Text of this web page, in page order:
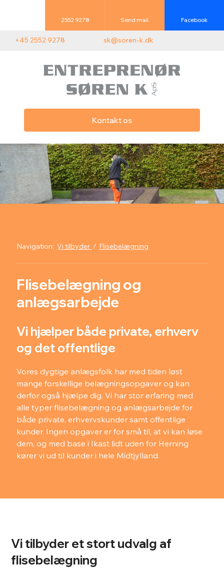
2552 9278 Send mail Facebook
+45 2552 9278 sk@soren-k.dk
Kontakt os​
Navigation:Vi tilbyder / Flisebelægning
Flisebelægning og
anlægsarbejde
Vi hjælper både private, erhverv
og det offentlige
Vores dygtige anlægsfolk har med tiden løst
mange forskellige belægningsopgaver og kan
derfor også hjælpe dig. Vi har stor erfaring med
alle typer flisebelægning og anlægsarbejde for
både private, erhvervskunder samt offentlige
kunder. Ingen opgaver er for små til, at vi kan løse
dem, og med base i Ikast lidt uden for Herning
kører vi ud til kunder i hele Midtjylland.
Vi tilbyder et stort udvalg af
flisebelægning